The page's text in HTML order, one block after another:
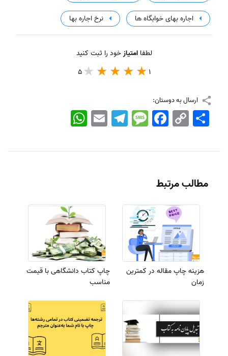
اجاره بهای خوابگاه ها نرخ اجاره بها
لطفاامتیازخود را ثبت کنید
1
5
ارسال به دوستان:
WhatsApp EmailTelegramMessageFacebook Copy
Link
اشتراک
مطالب مرتبط
هزینه چاپ مقاله در کمترین
زمان
چاپ کتاب دانشگاهی با قیمت
مناسب